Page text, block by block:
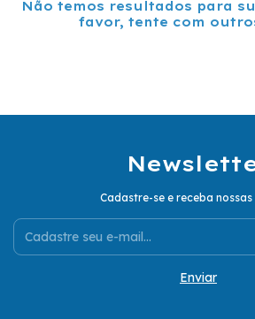
Não temos resultados para
favor, tente com
Cadastre-se e receba